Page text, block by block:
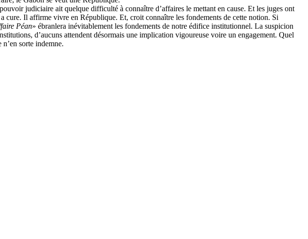
judiciaire ait quelque difficulté à connaître d’affaires le mettant en cause. Et les juges ont
Il affirme vivre en République. Et, croit connaître les fondements de cette notion. Si
Péan» ébranlera inévitablement les fondements de notre édifice institutionnel. La suspicion
d’aucuns attendent désormais une implication vigoureuse voire un engagement. Quel
sorte indemne.